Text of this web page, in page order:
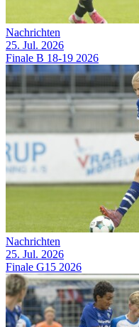
Nachrichten
25. Jul. 2026
Finale B 18-19 2026
Nachrichten
25. Jul. 2026
Finale G15 2026